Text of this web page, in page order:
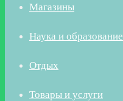
Магазины
Наука и образование
Отдых
Товары и услуги